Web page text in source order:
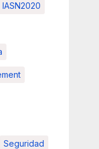
IASN2020
Seguridad